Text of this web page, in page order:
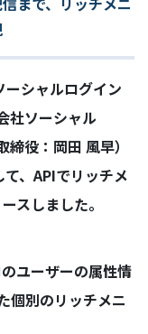
ーシャルログイン
社ソーシャル
役：岡田 風早）
、APIでリッチメ
スしました。
ユーザーの属性情
個別のリッチメニ